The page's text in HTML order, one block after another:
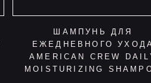
ШАМПУНЬ ДЛЯ
ЕЖЕДНЕВНОГО
AMERICAN CREW
MOISTURIZING